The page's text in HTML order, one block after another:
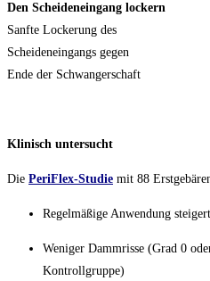
Den Scheideneingang lockern
Sanfte Lockerung des
Scheideneingangs gegen
Ende der Schwangerschaft
Klinisch untersucht
Die PeriFlex-Studie mit 88
Regelmäßige Anwendung
Weniger Dammrisse (Grad 0
Kontrollgruppe)